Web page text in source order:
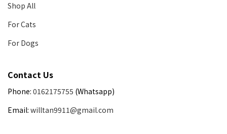
Shop All
For Cats
For Dogs
Contact Us
Phone: 0162175755 (Whatsapp)
Email: willtan9911@gmail.com